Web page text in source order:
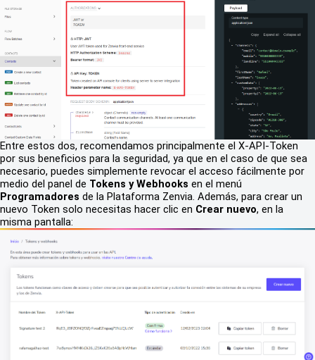
Entre estos dos, recomendamos principalmente el X-API-Token
por sus beneficios para la seguridad, ya que en el caso de que sea
necesario, puedes simplemente revocar el acceso fácilmente por
medio del panel de Tokens y Webhooks en el menú
Programadores de la Plataforma Zenvia. Además, para crear un
nuevo Token solo necesitas hacer clic en Crear nuevo, en la
misma pantalla: